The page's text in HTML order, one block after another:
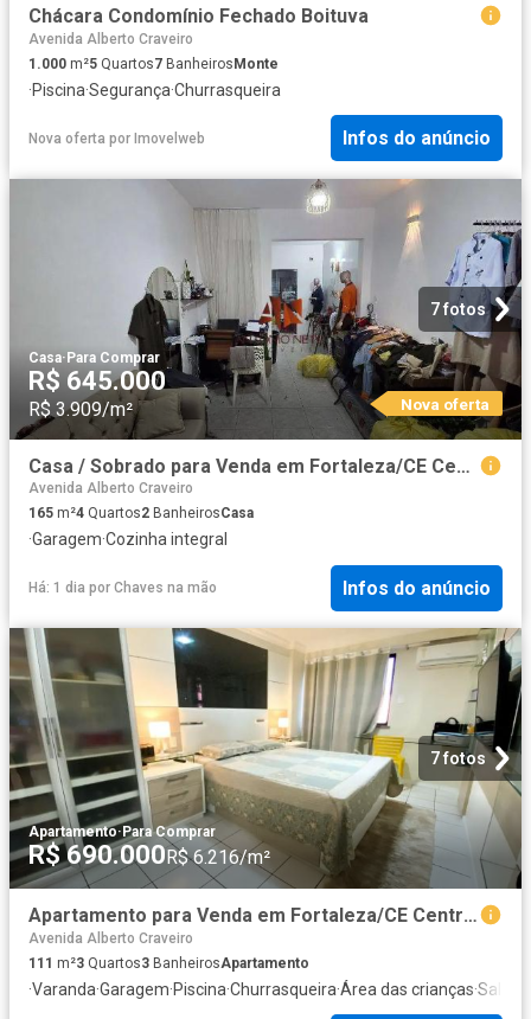
Chácara Condomínio Fechado Boituva
Avenida Alberto Craveiro
1.000 m²5 Quartos7 BanheirosMonte
·Piscina·Segurança·Churrasqueira
Nova oferta por Imovelweb Infos do anúncio
7 fotos
Casa·Para Comprar
R$ 645.000
R$ 3.909/m² Nova oferta
Casa / Sobrado para Venda em Fortaleza/CE Centro 4 Quartos
Avenida Alberto Craveiro
165 m²4 Quartos2 BanheirosCasa
·Garagem·Cozinha integral
Há: 1 dia por Chaves na mão Infos do anúncio
7 fotos
Apartamento· Para Comprar
R$ 690.000R$ 6.216/m²
Apartamento para Venda em Fortaleza/CE Centro 3 Quartos
Avenida Alberto Craveiro
111 m²3 Quartos3 BanheirosApartamento
·Varanda·Garagem·Piscina·Churrasqueira·Área das crianças·Sala